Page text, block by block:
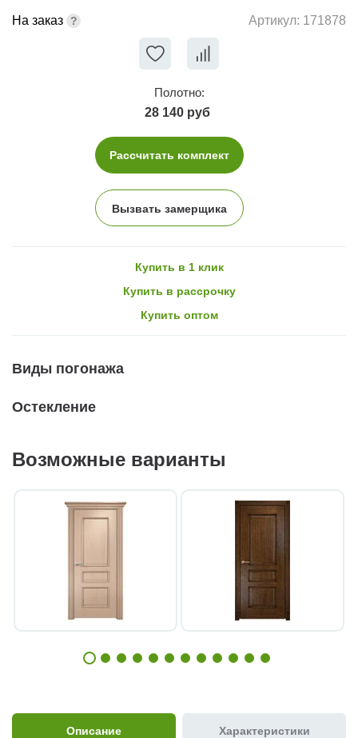
На заказ Артикул: 171878
Полотно:
28 140 руб
Рассчитать комплект
Вызвать замерщика
Купить в 1 клик
Купить в рассрочку
Купить оптом
Виды погонажа
Остекление
Возможные варианты
Описание Характеристики